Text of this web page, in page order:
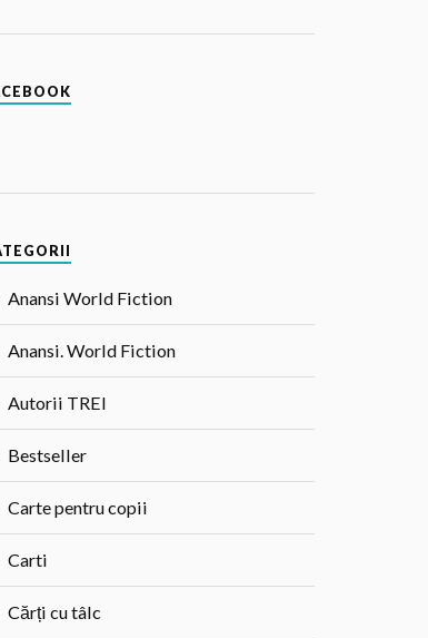
Anansi World Fiction
Anansi. World Fiction
Autorii TREI
Bestseller
Carte pentru copii
Carti
Cărți cu tâlc